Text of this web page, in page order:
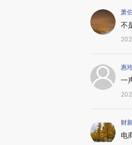
萧
不
惠
一
财
电